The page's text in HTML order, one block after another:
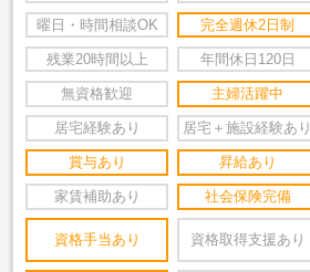
曜日・時間相談OK 完全週休2日制
残業20時間以上 年間休日120日
無資格歓迎 主婦活躍中
居宅経験あり 居宅＋施設経験あり
賞与あり 昇給あり
家賃補助あり 社会保険完備
資格手当あり 資格取得支援あり